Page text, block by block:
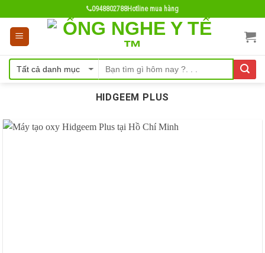
content
0948802788Hotline mua hàng
HIDGEEM PLUS